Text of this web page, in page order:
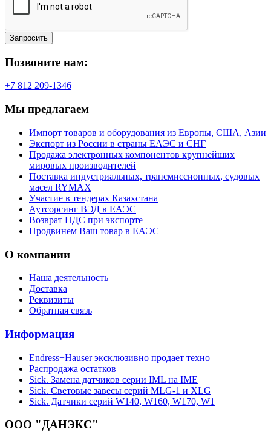
Запросить
Позвоните нам:
+7 812 209-1346
Мы предлагаем
Импорт товаров и оборудования из Европы, США, Азии
Экспорт из России в страны ЕАЭС и СНГ
Продажа электронных компонентов крупнейших
мировых производителей
Поставка индустриальных, трансмиссионных, судовых
масел RYMAX
Участие в тендерах Казахстана
Аутсорсинг ВЭД в ЕАЭС
Возврат НДС при экспорте
Продвинем Ваш товар в ЕАЭС
О компании
Наша деятельность
Доставка
Реквизиты
Обратная связь
Информация
Endress+Hauser эксклюзивно продает техно
Распродажа остатков
Sick. Замена датчиков серии IML на IME
Sick. Световые завесы серий MLG-1 и XLG
Sick. Датчики серий W140, W160, W170, W1
ООО "ДАНЭКС"